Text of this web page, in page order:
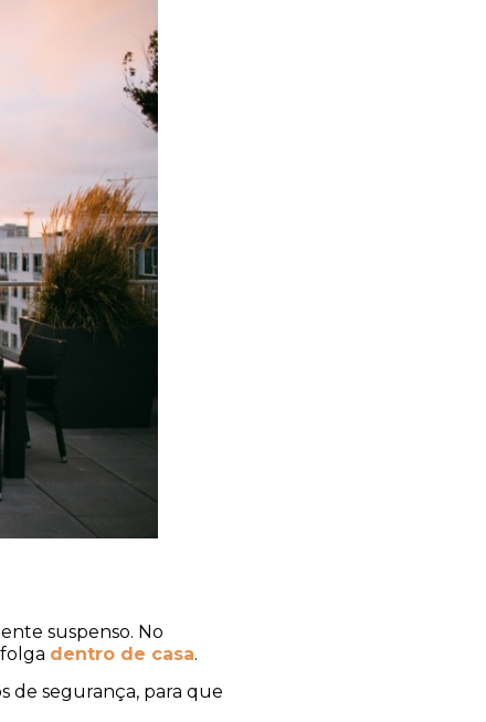
suspenso. No
dentro de casa.
de segurança, para que